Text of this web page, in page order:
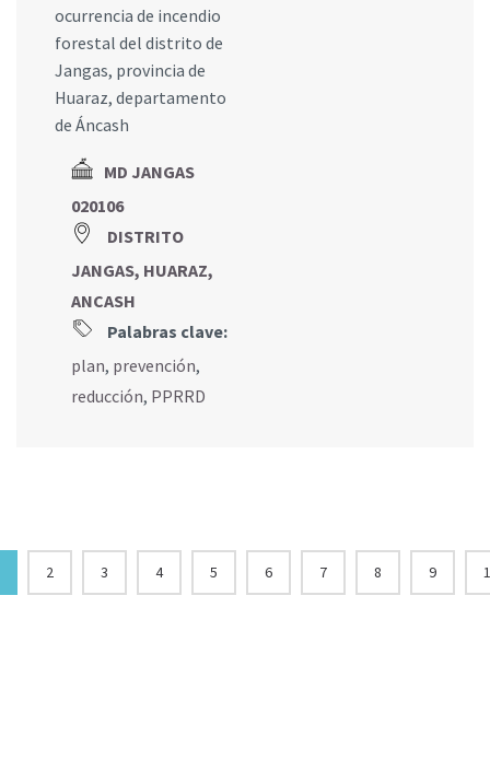
ocurrencia de incendio
forestal del distrito de
Jangas, provincia de
Huaraz, departamento
de Áncash
MD JANGAS
020106
DISTRITO
JANGAS, HUARAZ,
ANCASH
Palabras clave:
plan, prevención,
reducción, PPRRD
2 3 4 5 6 7 8 9